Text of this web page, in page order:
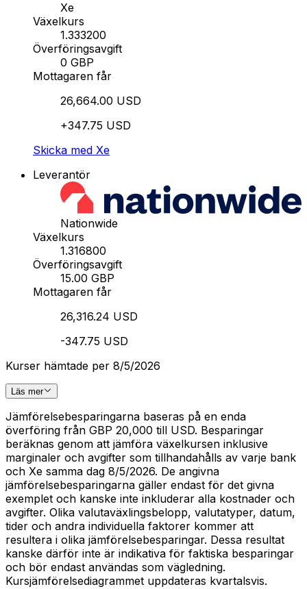
Xe
Växelkurs
1.333200
Överföringsavgift
0 GBP
Mottagaren får
26,664.00 USD
+347.75 USD
Skicka med Xe
Leverantör
Nationwide
Växelkurs
1.316800
Överföringsavgift
15.00 GBP
Mottagaren får
26,316.24 USD
-347.75 USD
Kurser hämtade per 8/5/2026
Läs mer
Jämförelsebesparingarna baseras på en enda
överföring från GBP 20,000 till USD. Besparingar
beräknas genom att jämföra växelkursen inklusive
marginaler och avgifter som tillhandahålls av varje bank
och Xe samma dag 8/5/2026. De angivna
jämförelsebesparingarna gäller endast för det givna
exemplet och kanske inte inkluderar alla kostnader och
avgifter. Olika valutaväxlingsbelopp, valutatyper, datum,
tider och andra individuella faktorer kommer att
resultera i olika jämförelsebesparingar. Dessa resultat
kanske därför inte är indikativa för faktiska besparingar
och bör endast användas som vägledning.
Kursjämförelsediagrammet uppdateras kvartalsvis.